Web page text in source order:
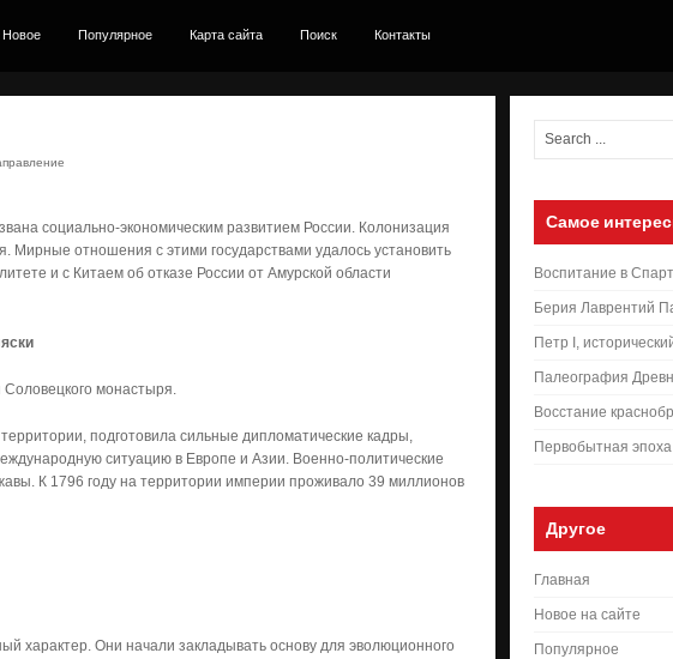
Новое Популярное Карта сайта Поиск Контакты
социально-экономическим развитием России. Колонизация
Мирные отношения с этими государствами удалось установить
и с Китаем об отказе России от Амурской области
Соловецкого монастыря.
подготовила сильные дипломатические кадры,
ситуацию в Европе и Азии. Военно-политические
К 1796 году на территории империи проживало 39 миллионов
характер. Они начали закладывать основу для эволюционного
Самое
Воспитание в
Берия Лаврентий
Петр I,
Палеография
Восстание
Первобытная
Другое
Главная
Новое на сайте
Популярное